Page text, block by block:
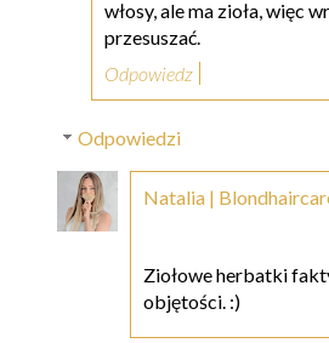
włosy, ale ma zioła, więc
przesuszać.
Odpowiedz
Odpowiedzi
Natalia |
Ziołowe herbatki
objętości. :)